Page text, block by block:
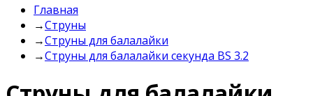
Главная
→Струны
→Струны для балалайки
→Струны для балалайки секунда BS 3.2